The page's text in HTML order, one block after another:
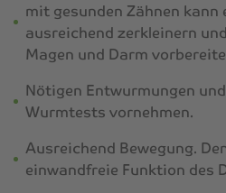
mit gesunden Zähnen kann
ausreichend zerkleinern
Magen und Darm
Nötigen Entwurmungen
Wurmtests vornehmen.
Ausreichend Bewegung.
einwandfreie Funktion des